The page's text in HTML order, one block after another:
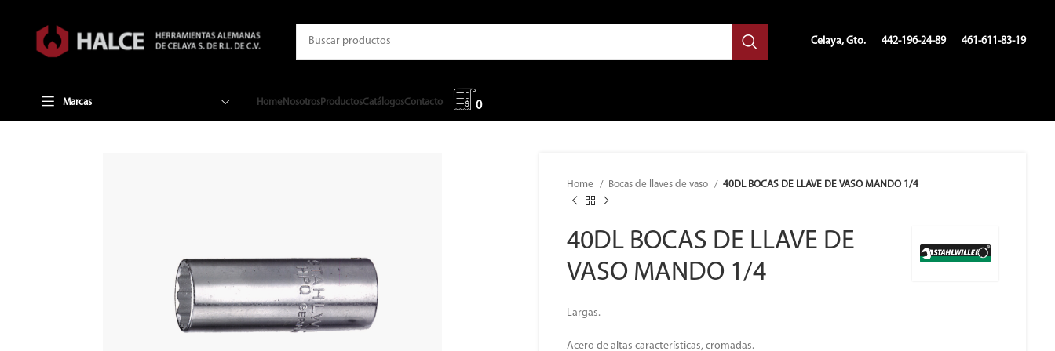
Celaya, Gto. 442-196-24-89 461-611-83-19
Marcas Home Nosotros ProductosCatálogosContacto 0
Home Bocas de llaves de vaso 40DL BOCAS DE LLAVE DE VASO MANDO 1/4
40DL BOCAS DE LLAVE DE
VASO MANDO 1/4
Largas.
Acero de altas características, cromadas.